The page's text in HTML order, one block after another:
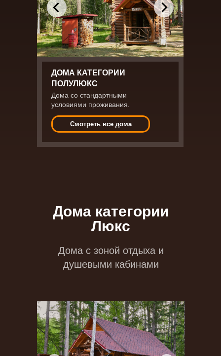
Дома со стандартными
условиями проживания.
ДОМА КАТЕГОРИИ
ПОЛУЛЮКС
Смотреть все дома
Дома категории
Люкс
Дома с зоной отдыха и
душевыми кабинами